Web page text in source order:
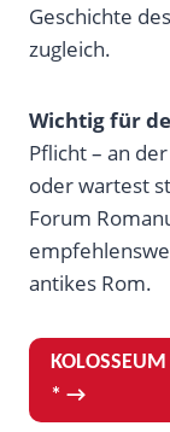
Geschichte
zugleich.
Wichtig für
Pflicht – an
oder wartest
Forum
antikes Rom.
* →